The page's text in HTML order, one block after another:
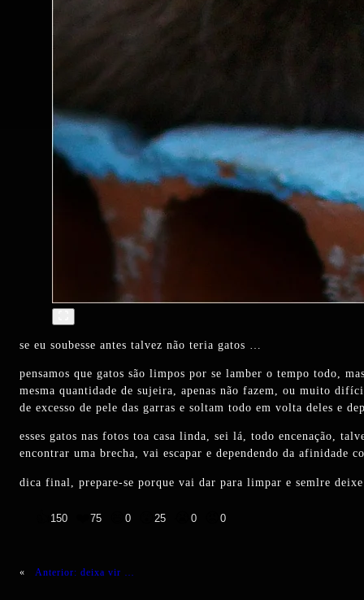
se eu soubesse antes talvez não teria gatos …
pensamos que gatos são limpos por se lamber o tempo todo,
mesma quantidade de sujeira, apenas não fazem, ou muito
de excesso de pele das garras e soltam todo em volta deles e
esses gatos nas fotos toa casa linda, sei lá, todo encenação,
encontrar uma brecha, vai escapar e dependendo da
dica final, prepare-se porque vai dar para limpar e semlre
150 75 0 25 0 0
« Anterior: deixa vir …